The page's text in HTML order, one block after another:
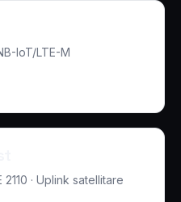
IoT/LTE-M
· Uplink satellitare